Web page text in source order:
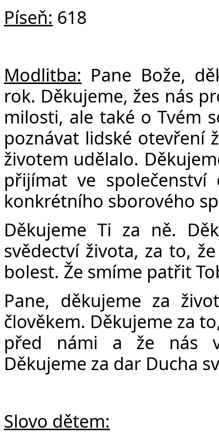
Píseň: 618
Modlitba: Pane Bože,
rok. Děkujeme, žes nás
milosti, ale také o Tvém
poznávat lidské otevření
životem udělalo.
přijímat ve společenství
konkrétního sborového
Děkujeme Ti za ně.
svědectví života, za to,
bolest. Že smíme patřit
Pane, děkujeme za
člověkem. Děkujeme za
před námi a že nás v
Děkujeme za dar Ducha
Slovo dětem: